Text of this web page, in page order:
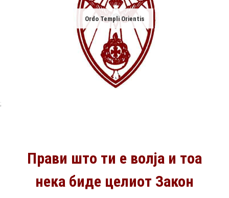
Ordo Templi Orientis
;
Прави што ти е волја и тоа
нека биде целиот Закон